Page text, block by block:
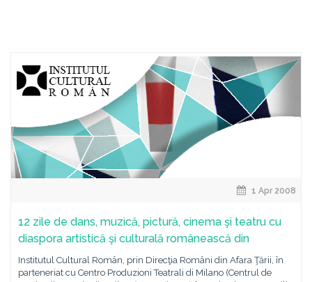
1 Apr 2008
12 zile de dans, muzică, pictură, cinema şi teatru cu
diaspora artistică şi culturală românească din
Institutul Cultural Român, prin Direcţia Români din Afara Ţării, în
parteneriat cu Centro Produzioni Teatrali di Milano (Centrul de